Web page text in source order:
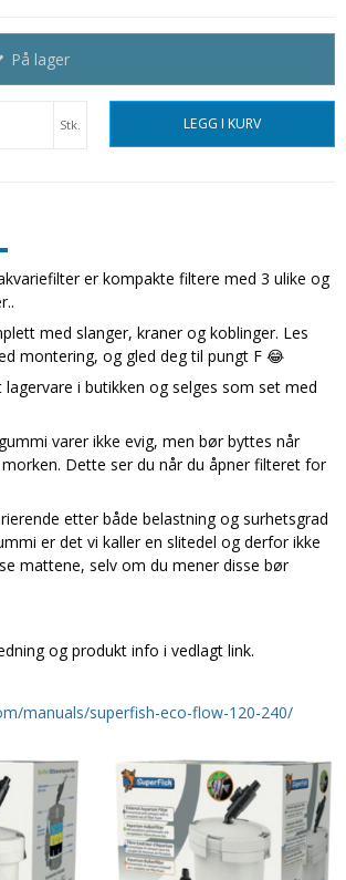
På lager
Stk. LEGG I KURV
er kompakte filtere med 3 ulike og
med slanger, kraner og koblinger. Les
montering, og gled deg til pungt F 😂
i butikken og selges som set med
varer ikke evig, men bør byttes når
Dette ser du når du åpner filteret for
etter både belastning og surhetsgrad
er det vi kaller en slitedel og derfor ikke
mattene, selv om du mener disse bør
og produkt info i vedlagt link.
manuals/superfish-eco-flow-120-240/